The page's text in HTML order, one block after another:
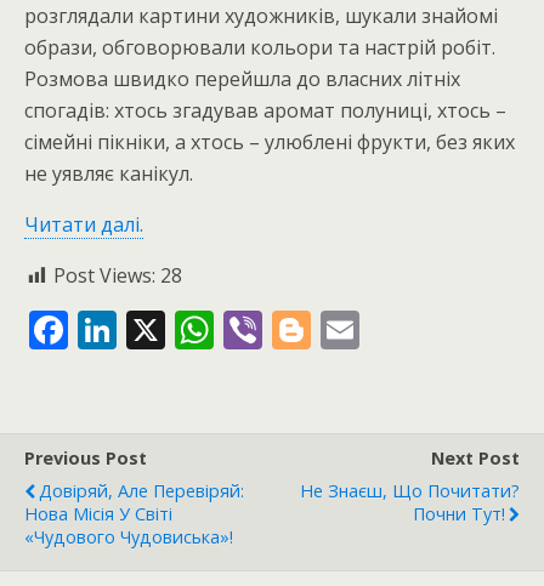
розглядали картини художників, шукали знайомі
образи, обговорювали кольори та настрій робіт.
Розмова швидко перейшла до власних літніх
спогадів: хтось згадував аромат полуниці, хтось –
сімейні пікніки, а хтось – улюблені фрукти, без яких
не уявляє канікул.
Читати далі.
Post Views: 28
F
b
o
o
Li
e
dI
n
X W
A
p
Vi Bl
er
Previous Post
Довіряй, Але Перевіряй:
Нова Місія У Світі
«Чудового Чудовиська»!
Next Post
Не Знаєш, Що Почитати?
Почни Тут!